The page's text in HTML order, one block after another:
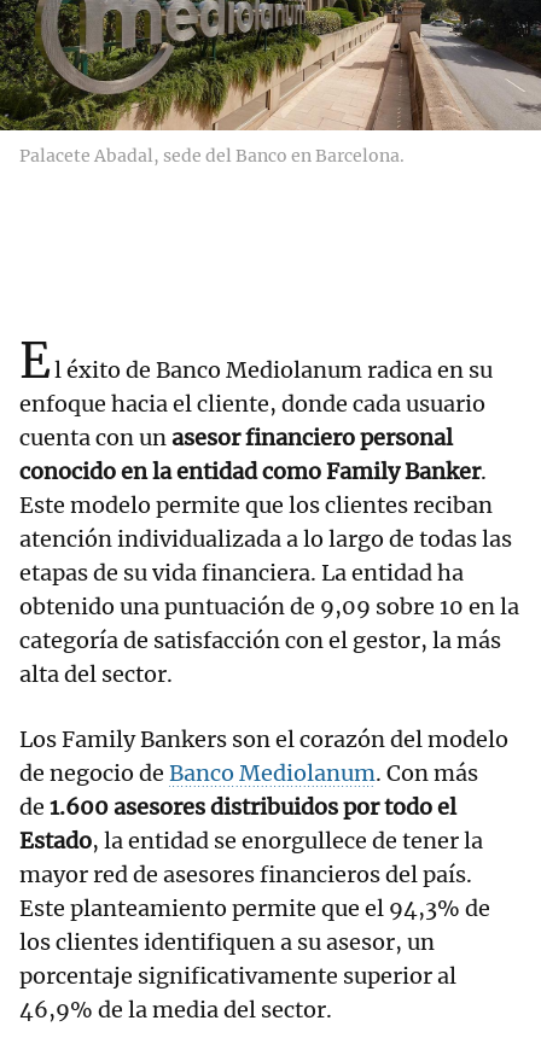
Palacete Abadal, sede del Banco en Barcelona.
El éxito de Banco Mediolanum radica en su
enfoque hacia el cliente, donde cada usuario
cuenta con unasesor financiero personal
conocido en la entidad como Family Banker.
Este modelo permite que los clientes reciban
atención individualizada a lo largo de todas las
etapas de su vida financiera. La entidad ha
obtenido una puntuación de 9,09 sobre 10 en la
categoría de satisfacción con el gestor, la más
alta del sector.
Los Family Bankers son el corazón del modelo
de negocio de Banco Mediolanum. Con más
de 1.600 asesores distribuidos por todo el
Estado, la entidad se enorgullece de tener la
mayor red de asesores financieros del país.
Este planteamiento permite que el 94,3% de
los clientes identifiquen a su asesor, un
porcentaje significativamente superior al
46,9% de la media del sector.